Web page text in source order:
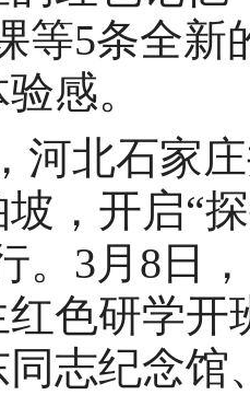
等5条全
感。
河北石家
，开启“
。3月8日
色研学开
同志纪念